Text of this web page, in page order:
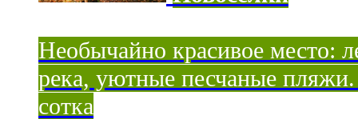
Необычайно красивое место:
река, уютные песчаные
сотка